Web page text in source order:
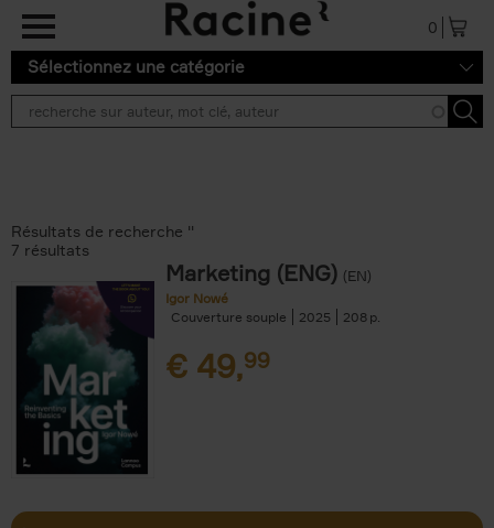
Aller au contenu principal
0
Sélectionnez une catégorie
Résultats de recherche ''
7 résultats
Marketing (ENG) (EN)
Igor Nowé
Couverture souple
2025 208
€ 49,99